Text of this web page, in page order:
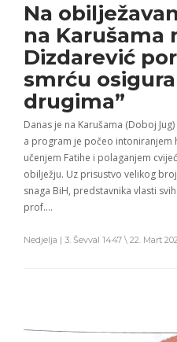
Na
na Karušama
Dizdarević
smrću
drugima”
Danas je na Karušama (Doboj
a program je počeo intoniranjem
učenjem Fatihe i polaganjem
obilježju. Uz prisustvo velikog
snaga BiH, predstavnika vlasti
prof….
Nedjelja | 3. Ševval 1447 \ 22. Mart